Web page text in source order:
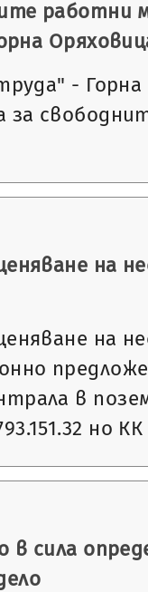
работни
-
за
на
на
в
но
в сила